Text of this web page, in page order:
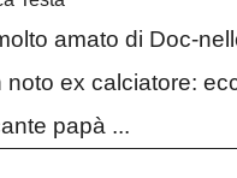
amato di Doc-
noto ex calciatore:
papà ...